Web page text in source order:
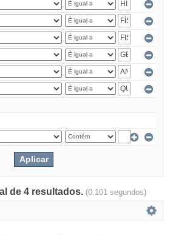
de 4 resultados. (0.101 segundos)